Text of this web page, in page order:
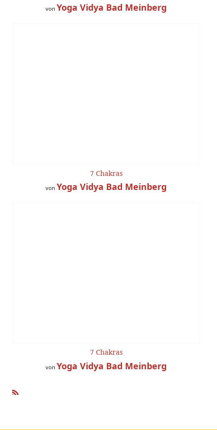
von Yoga Vidya Bad Meinberg
7 Chakras
von Yoga Vidya Bad Meinberg
7 Chakras
von Yoga Vidya Bad Meinberg